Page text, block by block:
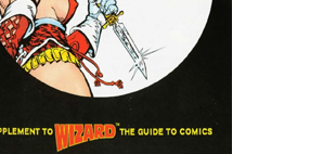
меча и магии
Х3